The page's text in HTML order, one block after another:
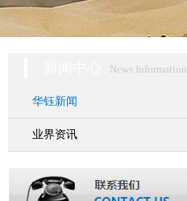
News Information
华钰新闻
业界资讯